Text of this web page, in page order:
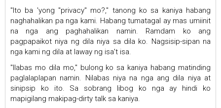
"Ito ba 'yong "privacy" mo?," tanong ko sa kaniya habang
naghahalikan pa nga kami. Habang tumatagal ay mas umiinit
na nga ang paghahalikan namin. Ramdam ko ang
pagpapaikot niya ng dila niya sa dila ko. Nagsisip-sipan na
nga kami ng dila at laway ng isa't isa.
"Ilabas mo dila mo," bulong ko sa kaniya habang matinding
paglalaplapan namin. Nilabas niya na nga ang dila niya at
sinipsip ko ito. Sa sobrang libog ko nga ay hindi ko
mapigilang makipag-dirty talk sa kaniya.